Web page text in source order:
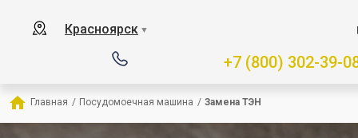
Красноярск ▼
+7 (800) 302-39-
Главная / Посудомоечная машина / Замена ТЭН